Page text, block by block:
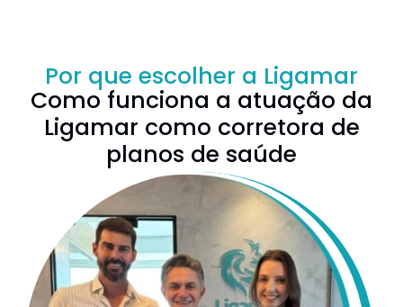
Por que escolher a Ligamar
Como funciona a atuação da
Ligamar como corretora de
planos de saúde